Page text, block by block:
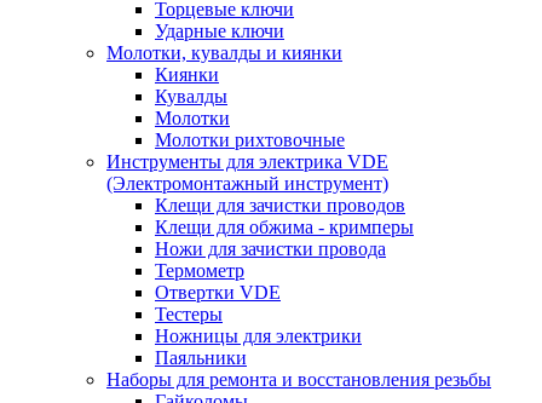
Торцевые ключи
Ударные ключи
Молотки, кувалды и киянки
Киянки
Кувалды
Молотки
Молотки рихтовочные
Инструменты для электрика VDE
(Электромонтажный инструмент)
Клещи для зачистки проводов
Клещи для обжима - кримперы
Ножи для зачистки провода
Термометр
Отвертки VDE
Тестеры
Ножницы для электрики
Паяльники
Наборы для ремонта и восстановления резьбы